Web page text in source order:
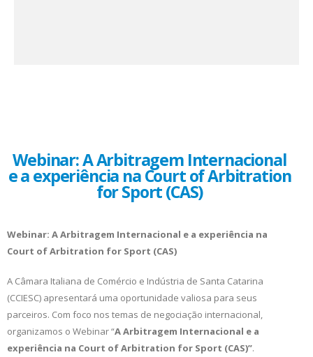
Webinar: A Arbitragem Internacional
e a experiência na Court of Arbitration
for Sport (CAS)
Webinar: A Arbitragem Internacional e a experiência na
Court of Arbitration for Sport (CAS)
A Câmara Italiana de Comércio e Indústria de Santa Catarina
(CCIESC) apresentará uma oportunidade valiosa para seus
parceiros. Com foco nos temas de negociação internacional,
organizamos o Webinar “A Arbitragem Internacional e a
experiência na Court of Arbitration for Sport (CAS)”.